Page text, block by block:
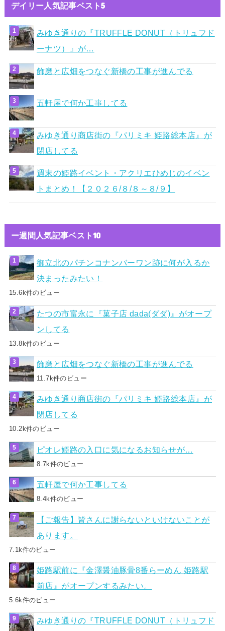
デイリー人気記事ベスト5
みゆき通りの『TRUFFLE DONUT（トリュフド
ーナツ）』が…
飾磨と広畑をつなぐ新橋の工事が進んでる
五軒屋で何か工事してる
みゆき通り商店街の『パリミキ 姫路総本店』が
閉店してる
週末の姫路イベント・アクリエひめじのイベン
トまとめ！【２０２６/８/８～８/９】
ー週間人気記事ベスト10
御立北のパチンコナンバーワン跡に何が入るか
決まったみたい！
15.6k件のビュー
たつの市富永に『菓子店 dada(ダダ)』がオープ
ンしてる
13.8k件のビュー
飾磨と広畑をつなぐ新橋の工事が進んでる
11.7k件のビュー
みゆき通り商店街の『パリミキ 姫路総本店』が
閉店してる
10.2k件のビュー
ピオレ姫路の入口に気になるお知らせが…
8.7k件のビュー
五軒屋で何か工事してる
8.4k件のビュー
【ご報告】皆さんに謝らないといけないことが
あります。
7.1k件のビュー
姫路駅前に『金澤醤油豚骨8番らーめん 姫路駅
前店』がオープンするみたい。
5.6k件のビュー
みゆき通りの『TRUFFLE DONUT（トリュフド